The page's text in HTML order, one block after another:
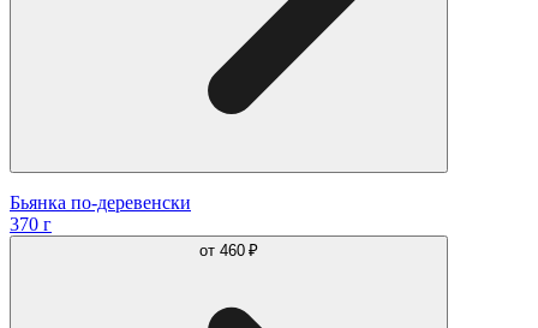
Бьянка по-деревенски
370 г
от 460 ₽